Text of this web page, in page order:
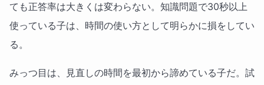
ても正答率は大きくは変わらない。知識問題で30秒以上
使っている子は、時間の使い方として明らかに損をしてい
る。
みっつ目は、見直しの時間を最初から諦めている子だ。試